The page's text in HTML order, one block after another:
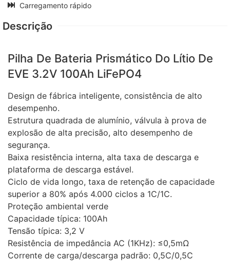
Carregamento rápido
Descrição
Pilha De Bateria Prismático Do Lítio De
EVE 3.2V 100Ah LiFePO4
Design de fábrica inteligente, consistência de alto
desempenho.
Estrutura quadrada de alumínio, válvula à prova de
explosão de alta precisão, alto desempenho de
segurança.
Baixa resistência interna, alta taxa de descarga e
plataforma de descarga estável.
Ciclo de vida longo, taxa de retenção de capacidade
superior a 80% após 4.000 ciclos a 1C/1C.
Proteção ambiental verde
Capacidade típica: 100Ah
Tensão típica: 3,2 V
Resistência de impedância AC (1KHz): ≤0,5mΩ
Corrente de carga/descarga padrão: 0,5C/0,5C